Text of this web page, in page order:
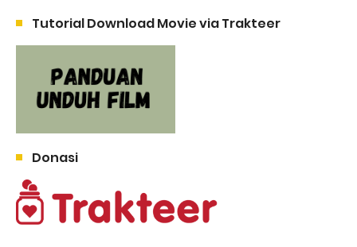
Tutorial Download Movie via Trakteer
Donasi